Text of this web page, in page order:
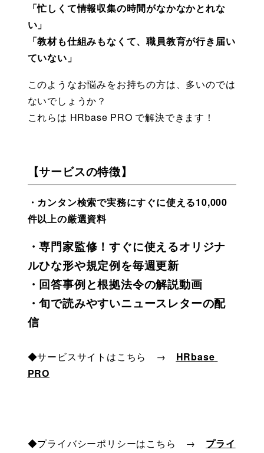
「忙しくて情報収集の時間がなかなかとれな
い」
「教材も仕組みもなくて、職員教育が行き届い
ていない」
このようなお悩みをお持ちの方は、多いのでは
ないでしょうか？
これらは HRbase PRO で解決できます！
【サービスの特徴】
・カンタン検索で実務にすぐに使える10,000
件以上の厳選資料
・専門家監修！すぐに使えるオリジナ
ルひな形や規定例を毎週更新
・回答事例と根拠法令の解説動画
・旬で読みやすいニュースレターの配
信
◆サービスサイトはこちら　→ HRbase
PRO
◆プライバシーポリシーはこちら　→ プライ